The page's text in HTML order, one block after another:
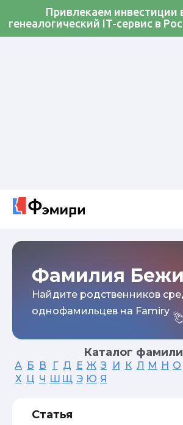
Привлекаем инвестиции
генеалогический IT-сервис в
Фамилия
Найдите родственников
однофамильцев на Famiry
Каталог
А Б В Г Д Е Ж З И К Л М Н О
Х Ц Ч Ш Щ Э Ю Я
Статья